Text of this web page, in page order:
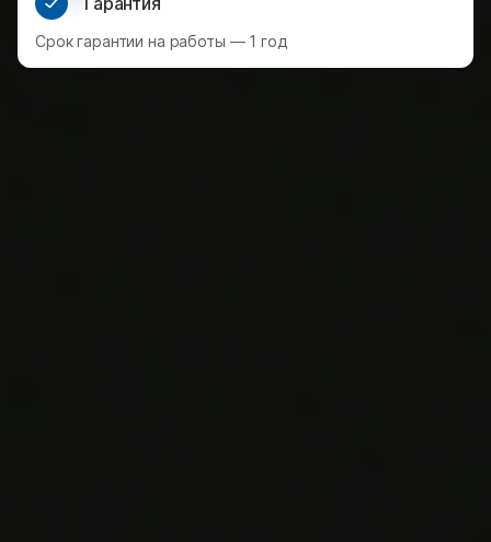
Срок гарантии на работы — 1 год